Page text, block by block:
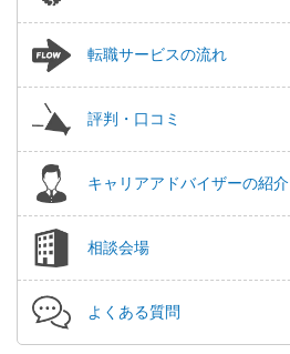
転職サービスの流れ
評判・口コミ
キャリアアドバイザーの紹介
相談会場
よくある質問